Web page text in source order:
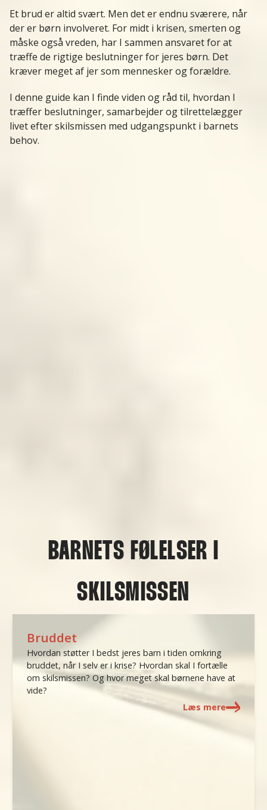
Et brud er altid svært. Men det er endnu sværere, når
der er børn involveret. For midt i krisen, smerten og
måske også vreden, har I sammen ansvaret for at
træffe de rigtige beslutninger for jeres børn. Det
kræver meget af jer som mennesker og forældre.
I denne guide kan I finde viden og råd til, hvordan I
træffer beslutninger, samarbejder og tilrettelægger
livet efter skilsmissen med udgangspunkt i barnets
behov.
BARNETS FØLELSER I
SKILSMISSEN
Bruddet
Hvordan støtter I bedst jeres barn i tiden omkring
bruddet, når I selv er i krise? Hvordan skal I fortælle
om skilsmissen? Og hvor meget skal børnene have at
vide?
Læs mere